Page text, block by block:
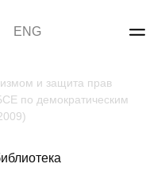
ENG
и защита прав
по демократическим